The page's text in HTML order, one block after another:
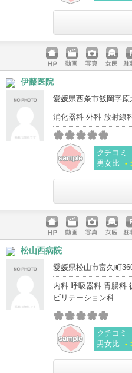
ホームペ
ージ
動画 写真 女医 駐
伊藤医院
愛媛県西条市飯岡字原
消化器科 外科 放射線
クチコミ
男女比 -
ホームペ
ージ
動画 写真 女医 駐
松山西病院
愛媛県松山市富久町
内科 呼吸器科 胃腸科
ビリテーション科
クチコミ
男女比 -